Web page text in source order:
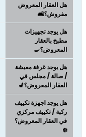
هل العقار المعروض
مفروش؟🛋️
هل يوجد تجهيزات
مطبخ بالعقار
المعروض؟🍳
هل يوجد غرفة معيشة
/ صالة / مجلس في
العقار المعروض؟💺
هل يوجد اجهزة تكييف
ركبة / تكييف مركزي
في العقار المعروض؟
❄️